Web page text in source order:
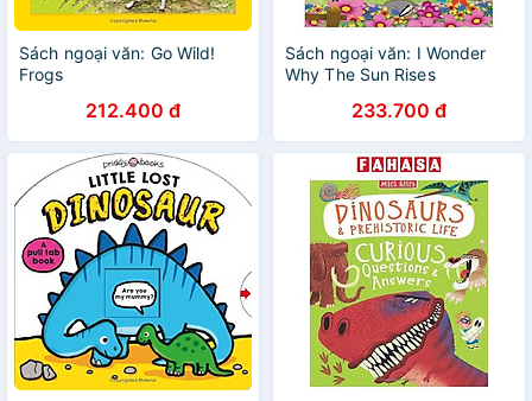
Sách ngoại văn: Go Wild!
Frogs
212.400 đ
Sách ngoại văn: I Wonder
Why The Sun Rises
233.700 đ